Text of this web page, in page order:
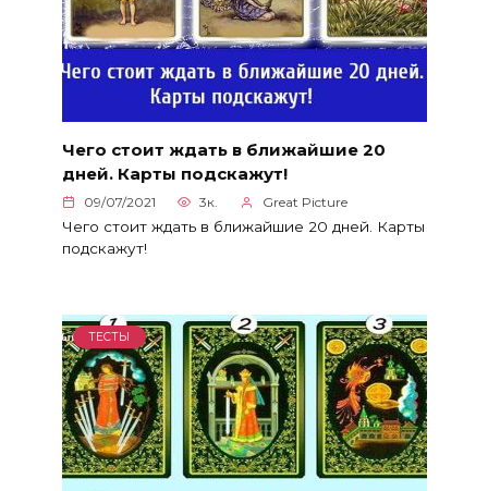
Чего стоит ждать в ближайшие 20
дней. Карты подскажут!
09/07/2021 3к. Great Picture
Чего стоит ждать в ближайшие 20 дней. Карты
подскажут!
ТЕСТЫ